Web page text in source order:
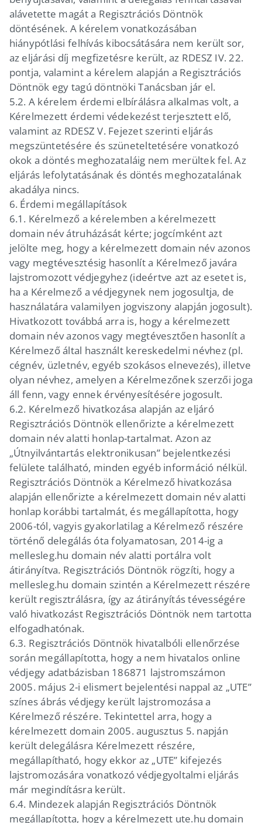
alávetette magát a Regisztrációs Döntnök
döntésének. A kérelem vonatkozásában
hiánypótlási felhívás kibocsátására nem került sor,
az eljárási díj megfizetésre került, az RDESZ IV. 22.
pontja, valamint a kérelem alapján a Regisztrációs
Döntnök egy tagú döntnöki Tanácsban jár el.
5.2. A kérelem érdemi elbírálásra alkalmas volt, a
Kérelmezett érdemi védekezést terjesztett elő,
valamint az RDESZ V. Fejezet szerinti eljárás
megszüntetésére és szüneteltetésére vonatkozó
okok a döntés meghozataláig nem merültek fel. Az
eljárás lefolytatásának és döntés meghozatalának
akadálya nincs.
6. Érdemi megállapítások
6.1. Kérelmező a kérelemben a kérelmezett
domain név átruházását kérte; jogcímként azt
jelölte meg, hogy a kérelmezett domain név azonos
vagy megtévesztésig hasonlít a Kérelmező javára
lajstromozott védjegyhez (ideértve azt az esetet is,
ha a Kérelmező a védjegynek nem jogosultja, de
használatára valamilyen jogviszony alapján jogosult).
Hivatkozott továbbá arra is, hogy a kérelmezett
domain név azonos vagy megtévesztően hasonlít a
Kérelmező által használt kereskedelmi névhez (pl.
cégnév, üzletnév, egyéb szokásos elnevezés), illetve
olyan névhez, amelyen a Kérelmezőnek szerzői joga
áll fenn, vagy ennek érvényesítésére jogosult.
6.2. Kérelmező hivatkozása alapján az eljáró
Regisztrációs Döntnök ellenőrizte a kérelmezett
domain név alatti honlap-tartalmat. Azon az
„Útnyilvántartás elektronikusan” bejelentkezési
felülete található, minden egyéb információ nélkül.
Regisztrációs Döntnök a Kérelmező hivatkozása
alapján ellenőrizte a kérelmezett domain név alatti
honlap korábbi tartalmát, és megállapította, hogy
2006-tól, vagyis gyakorlatilag a Kérelmező részére
történő delegálás óta folyamatosan, 2014-ig a
mellesleg.hu domain név alatti portálra volt
átirányítva. Regisztrációs Döntnök rögzíti, hogy a
mellesleg.hu domain szintén a Kérelmezett részére
került regisztrálásra, így az átirányítás tévességére
való hivatkozást Regisztrációs Döntnök nem tartotta
elfogadhatónak.
6.3. Regisztrációs Döntnök hivatalbóli ellenőrzése
során megállapította, hogy a nem hivatalos online
védjegy adatbázisban 186871 lajstromszámon
2005. május 2-i elismert bejelentési nappal az „UTE”
színes ábrás védjegy került lajstromozása a
Kérelmező részére. Tekintettel arra, hogy a
kérelmezett domain 2005. augusztus 5. napján
került delegálásra Kérelmezett részére,
megállapítható, hogy ekkor az „UTE” kifejezés
lajstromozására vonatkozó védjegyoltalmi eljárás
már megindításra került.
6.4. Mindezek alapján Regisztrációs Döntnök
megállapította, hogy a kérelmezett ute.hu domain